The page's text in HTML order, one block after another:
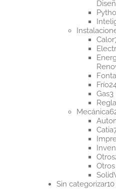
Calor
Frío
Gas33
Mecánica
Catia
Otros
Sin categorizar10